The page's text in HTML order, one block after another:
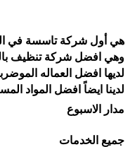
لديها افضل العماله
مدار الاسبوع
جميع الخدمات